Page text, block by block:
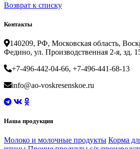
Возврат к списку
Контакты
140209, РФ, Московская область,
Федино, ул. Производственная 2-я, зд.
+7-496-442-04-66, +7-496-441-68-13
info@ao-voskresenskoe.ru
Наша продукция
Молоко и молочные продукты Корма